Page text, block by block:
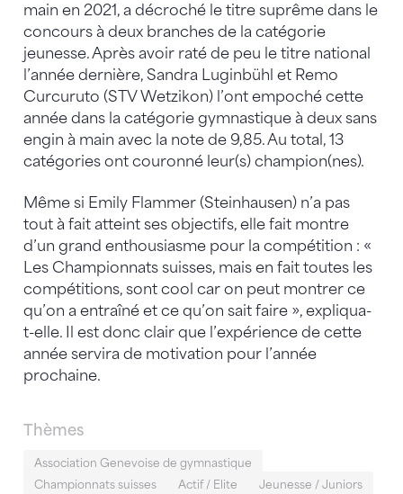
main en 2021, a décroché le titre suprême dans le
concours à deux branches de la catégorie
jeunesse. Après avoir raté de peu le titre national
l’année dernière, Sandra Luginbühl et Remo
Curcuruto (STV Wetzikon) l’ont empoché cette
année dans la catégorie gymnastique à deux sans
engin à main avec la note de 9,85. Au total, 13
catégories ont couronné leur(s) champion(nes).
Même si Emily Flammer (Steinhausen) n’a pas
tout à fait atteint ses objectifs, elle fait montre
d’un grand enthousiasme pour la compétition : «
Les Championnats suisses, mais en fait toutes les
compétitions, sont cool car on peut montrer ce
qu’on a entraîné et ce qu’on sait faire », expliqua-
t-elle. Il est donc clair que l’expérience de cette
année servira de motivation pour l’année
prochaine.
Thèmes
Association Genevoise de gymnastique
Championnats suisses
Actif / Elite Jeunesse / Juniors